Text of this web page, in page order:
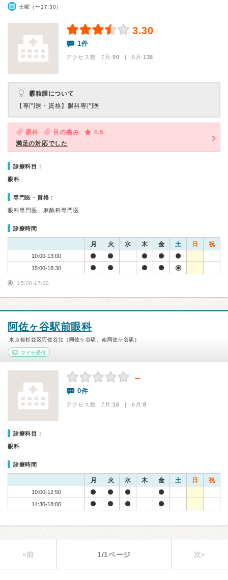
土曜（〜17:30）
3.30
1件
アクセス数 7月:90 | 6月:138
霰粒腫について
【専門医・資格】 眼科専門医
眼科 目の痛み
4.5
満足の対応でした
診療科目：
眼科
専門医・資格：
眼科専門医、麻酔科専門医
診療時間
月 火 水 木 金 土 日 祝
10:00-13:00
15:00-18:30
15:00-17:30
阿佐ヶ谷駅前眼科
東京都杉並区阿佐谷北（阿佐ケ谷駅、南阿佐ケ谷駅）
マイナ受付
－
0件
アクセス数 7月:16 | 6月:8
診療科目：
眼科
診療時間
月 火 水 木 金 土 日 祝
10:00-12:50
14:30-18:00
«前 1/1ページ 次»